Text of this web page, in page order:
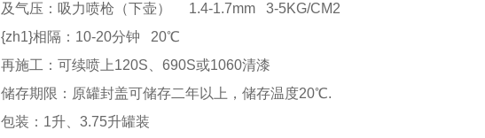
及气压：吸力喷枪（下壶） 1.4-1.7mm 3-5KG/CM2
{zh1}相隔：10-20分钟 20℃
再施工：可续喷上120S、690S或1060清漆
储存期限：原罐封盖可储存二年以上，储存温度20℃.
包装：1升、3.75升罐装